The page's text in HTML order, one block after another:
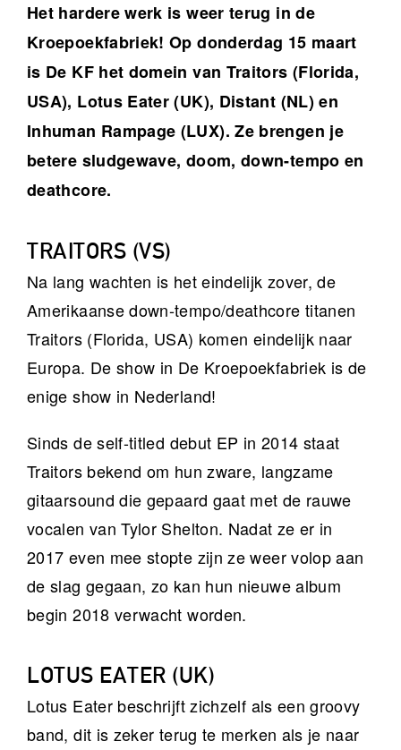
Het hardere werk is weer terug in de
Kroepoekfabriek! Op donderdag 15 maart
is De KF het domein van Traitors (Florida,
USA), Lotus Eater (UK), Distant (NL) en
Inhuman Rampage (LUX). Ze brengen je
betere sludgewave, doom, down-tempo en
deathcore.
TRAITORS (VS)
Na lang wachten is het eindelijk zover, de
Amerikaanse down-tempo/deathcore titanen
Traitors (Florida, USA) komen eindelijk naar
Europa. De show in De Kroepoekfabriek is de
enige show in Nederland!
Sinds de self-titled debut EP in 2014 staat
Traitors bekend om hun zware, langzame
gitaarsound die gepaard gaat met de rauwe
vocalen van Tylor Shelton. Nadat ze er in
2017 even mee stopte zijn ze weer volop aan
de slag gegaan, zo kan hun nieuwe album
begin 2018 verwacht worden.
LOTUS EATER (UK)
Lotus Eater beschrijft zichzelf als een groovy
band, dit is zeker terug te merken als je naar